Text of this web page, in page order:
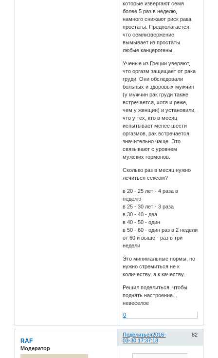
которые извергают семя
более 5 раз в неделю,
намного снижают риск рака
простаты. Предполагается,
что семяизвержение
вымывает из простаты
любые канцерогены.
Ученые из Греции уверяют,
что оргазм защищает от рака
груди. Они обследовали
больных и здоровых мужчин
(у мужчин рак груди также
встречается, хотя и реже,
чем у женщин) и установили,
что у тех, кто в месяц
испытывает менее шести
оргазмов, рак встречается
значительно чаще. Это
связывают с уровнем
мужских гормонов.
Сколько раз в месяц нужно
лечиться сексом?
в 20 - 25 лет - 4 раза в
неделю
в 25 - 30 лет - 3 раза
в 30 - 40 - два
в 40 - 50 - один
в 50 - 60 - один раз в 2 недели
от 60 и выше - раз в три
недели
Это минимальные нормы, но
нужно стремиться не к
количеству, а к качеству.
Решил поделиться, чтобы
поднять настроение...
невеселое
0
Поделиться 82
2016-
03-30 17:37:18
RAF
Модератор